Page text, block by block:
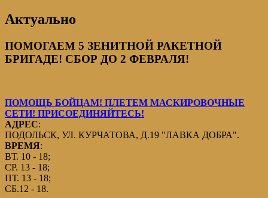
Актуально
ПОМОГАЕМ 5 ЗЕНИТНОЙ РАКЕТНОЙ
БРИГАДЕ! СБОР ДО 2 ФЕВРАЛЯ!
ПОМОЩЬ БОЙЦАМ! ПЛЕТЕМ МАСКИРОВОЧНЫЕ
СЕТИ! ПРИСОЕДИНЯЙТЕСЬ!
АДРЕС:
ПОДОЛЬСК, УЛ. КУРЧАТОВА, Д.19 "ЛАВКА ДОБРА".
ВРЕМЯ:
ВТ. 10 - 18;
СР. 13 - 18;
ПТ. 13 - 18;
СБ.12 - 18.